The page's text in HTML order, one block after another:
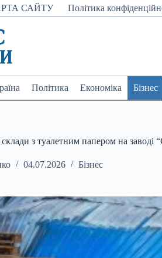
САЙТУ Політика
Політика Економіка Бізнес
з туалетним папером на заводі
04.07.2026 Бізнес